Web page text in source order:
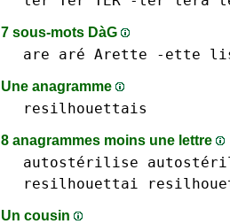
7 sous-mots DàG
are aré Arette -ette
Une anagramme
resilhouettais
8 anagrammes moins une lettre
autostérilise
resilhouettai
Un cousin